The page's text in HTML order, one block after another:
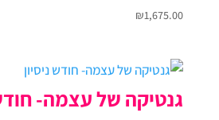
₪1,675.00
גנטיקה של עצמה-